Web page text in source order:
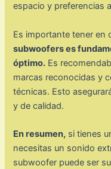
espacio y preferencias
Es importante tener en
subwoofers es
óptimo. Es
marcas reconocidas y
técnicas. Esto
y de calidad.
En resumen, si tienes
necesitas un sonido
subwoofer puede ser